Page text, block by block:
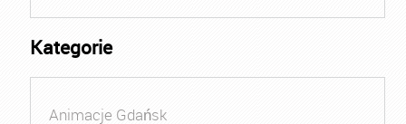
Kategorie
Animacje Gdańsk